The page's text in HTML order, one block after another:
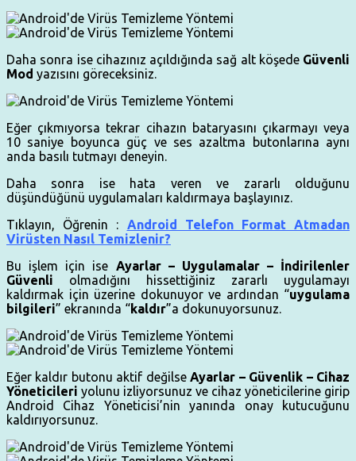
Daha sonra ise cihazınız açıldığında sağ alt köşede Güvenli
Mod yazısını göreceksiniz.
Eğer çıkmıyorsa tekrar cihazın bataryasını çıkarmayı veya
10 saniye boyunca güç ve ses azaltma butonlarına aynı
anda basılı tutmayı deneyin.
Daha sonra ise hata veren ve zararlı olduğunu
düşündüğünü uygulamaları kaldırmaya başlayınız.
Tıklayın, Öğrenin : Android Telefon Format Atmadan
Virüsten Nasıl Temizlenir?
Bu işlem için ise Ayarlar – Uygulamalar – İndirilenler
Güvenli olmadığını hissettiğiniz zararlı uygulamayı
kaldırmak için üzerine dokunuyor ve ardından “uygulama
bilgileri” ekranında “kaldır”a dokunuyorsunuz.
Eğer kaldır butonu aktif değilseAyarlar – Güvenlik – Cihaz
Yöneticileri yolunu izliyorsunuz ve cihaz yöneticilerine girip
Android Cihaz Yöneticisi’nin yanında onay kutucuğunu
kaldırıyorsunuz.